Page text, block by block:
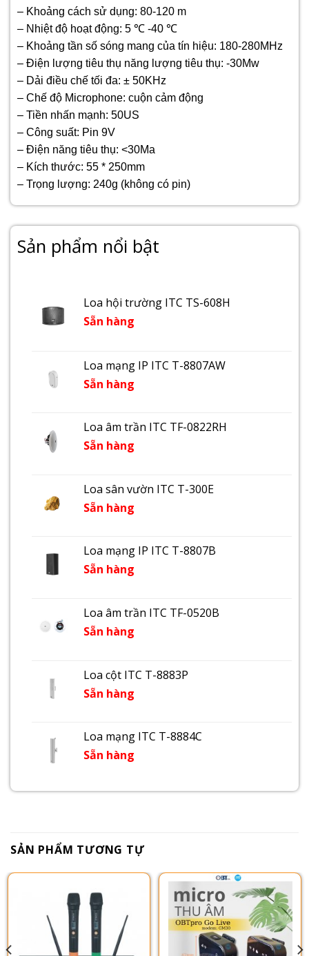
– Khoảng cách sử dụng: 80-120 m
– Nhiệt độ hoạt động: 5 ℃ -40 ℃
– Khoảng tần số sóng mang của tín hiệu: 180-280MHz
– Điện lượng tiêu thụ năng lượng tiêu thụ: -30Mw
– Dải điều chế tối đa: ± 50KHz
– Chế độ Microphone: cuộn cảm động
– Tiền nhấn mạnh: 50US
– Công suất: Pin 9V
– Điện năng tiêu thụ: <30Ma
– Kích thước: 55 * 250mm
– Trọng lượng: 240g (không có pin)
Sản phẩm nổi bật
Loa hội trường ITC TS-608H
Sẵn hàng
Loa mạng IP ITC T-8807AW
Sẵn hàng
Loa âm trần ITC TF-0822RH
Sẵn hàng
Loa sân vườn ITC T-300E
Sẵn hàng
Loa mạng IP ITC T-8807B
Sẵn hàng
Loa âm trần ITC TF-0520B
Sẵn hàng
Loa cột ITC T-8883P
Sẵn hàng
Loa mạng ITC T-8884C
Sẵn hàng
SẢN PHẨM TƯƠNG TỰ